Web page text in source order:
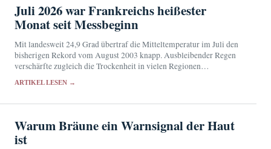
Juli 2026 war Frankreichs heißester
Monat seit Messbeginn
Mit landesweit 24,9 Grad übertraf die Mitteltemperatur im Juli den
bisherigen Rekord vom August 2003 knapp. Ausbleibender Regen
verschärfte zugleich die Trockenheit in vielen Regionen
ARTIKEL LESEN →
Warum Bräune ein Warnsignal der Haut
ist